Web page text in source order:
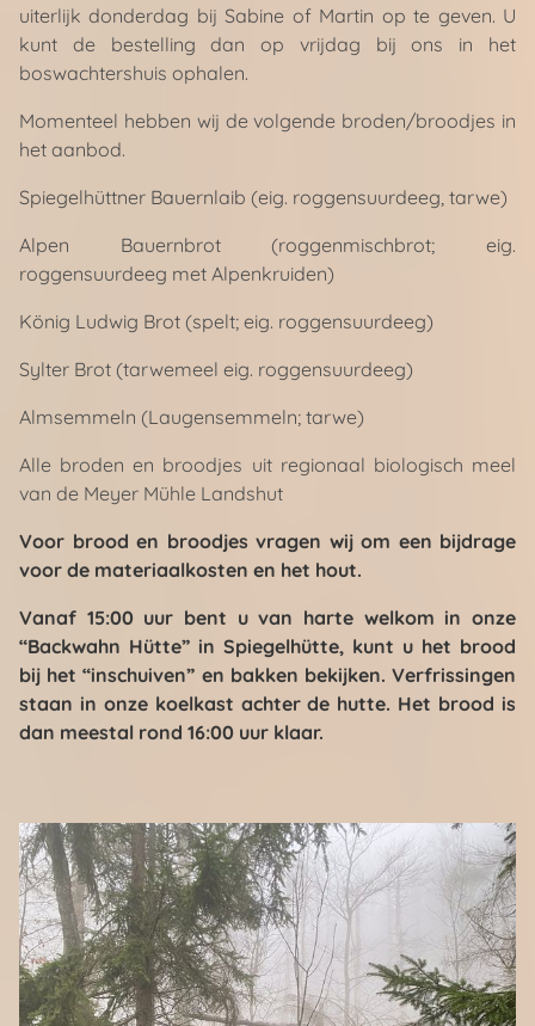
uiterlijk donderdag bij Sabine of Martin op te geven. U
kunt de bestelling dan op vrijdag bij ons in het
boswachtershuis ophalen.
Momenteel hebben wij de volgende broden/broodjes in
het aanbod.
Spiegelhüttner Bauernlaib (eig. roggensuurdeeg, tarwe)
Alpen Bauernbrot (roggenmischbrot; eig.
roggensuurdeeg met Alpenkruiden)
König Ludwig Brot (spelt; eig. roggensuurdeeg)
Sylter Brot (tarwemeel eig. roggensuurdeeg)
Almsemmeln (Laugensemmeln; tarwe)
Alle broden en broodjes uit regionaal biologisch meel
van de Meyer Mühle Landshut
Voor brood en broodjes vragen wij om een bijdrage
voor de materiaalkosten en het hout.
Vanaf 15:00 uur bent u van harte welkom in onze
“Backwahn Hütte” in Spiegelhütte, kunt u het brood
bij het “inschuiven” en bakken bekijken. Verfrissingen
staan in onze koelkast achter de hutte. Het brood is
dan meestal rond 16:00 uur klaar.